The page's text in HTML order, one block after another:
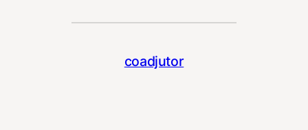
coadjutor